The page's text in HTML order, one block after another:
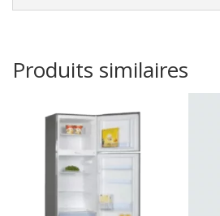
Produits similaires